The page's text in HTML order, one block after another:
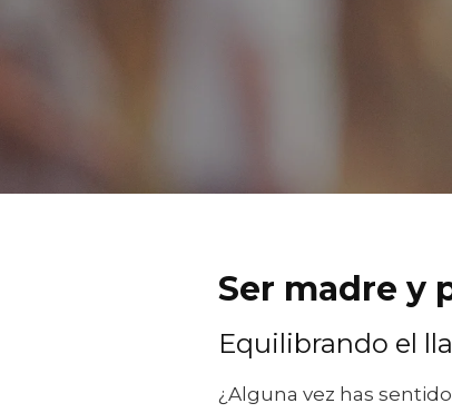
Ser madre y
Equilibrando el
¿Alguna vez has